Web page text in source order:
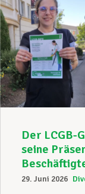
Der LCGB-
seine
29. Juni 2026